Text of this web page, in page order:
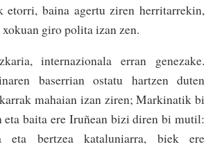
etorri, baina agertu ziren herritarrekin,
giro polita izan zen.
internazionala erran genezake.
baserrian ostatu hartzen duten
mahaian izan ziren; Markinatik bi
eta baita ere Iruñean bizi diren bi mutil:
eta bertzea kataluniarra, biek ere